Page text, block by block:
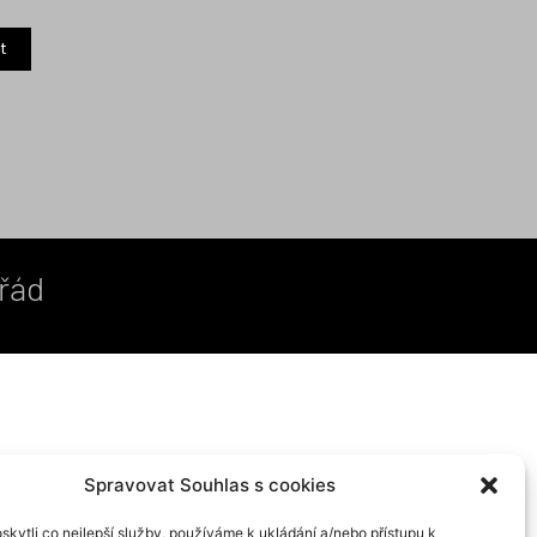
Spravovat Souhlas s cookies
co nejlepší služby, používáme k ukládání a/nebo přístupu k